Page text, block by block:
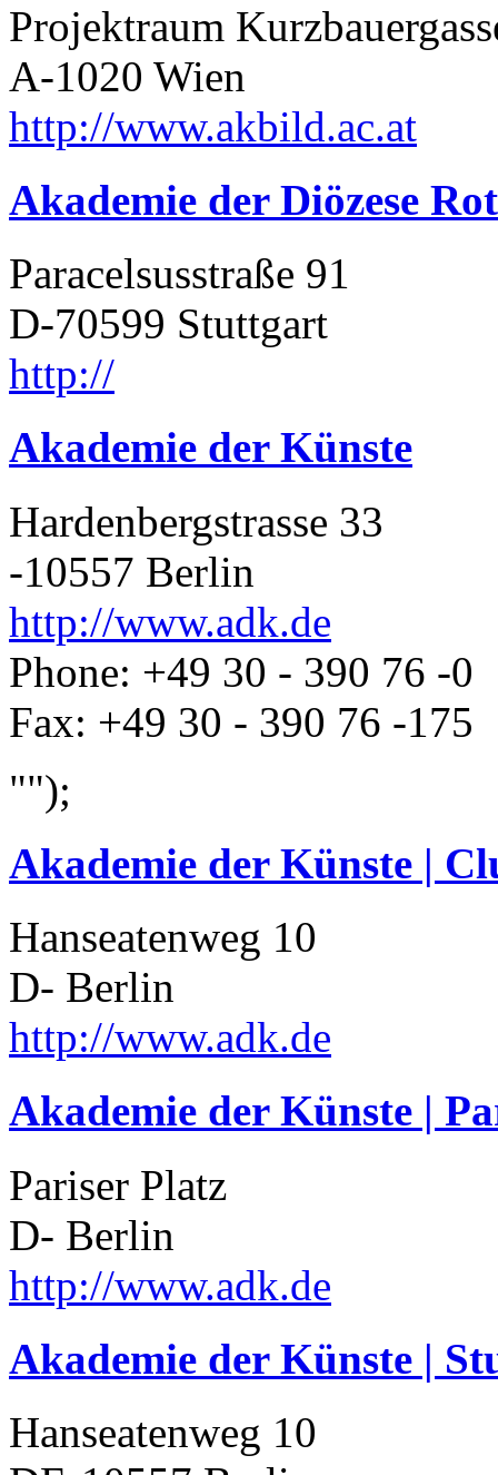
Projektraum
A-1020 Wien
http://www.akbild.ac.at
Akademie der Diözese
Paracelsusstraße 91
D-70599 Stuttgart
http://
Akademie der Künste
Hardenbergstrasse 33
-10557 Berlin
http://www.adk.de
Phone: +49 30 - 390 76 -0
Fax: +49 30 - 390 76 -175
"");
Akademie der Künste |
Hanseatenweg 10
D- Berlin
http://www.adk.de
Akademie der Künste |
Pariser Platz
D- Berlin
http://www.adk.de
Akademie der Künste |
Hanseatenweg 10